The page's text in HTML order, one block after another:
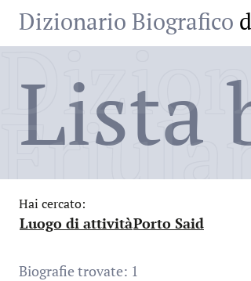
Dizionario Biografico
Lista
Hai cercato:
Luogo di attività
:Porto Said
Biografie trovate: 1